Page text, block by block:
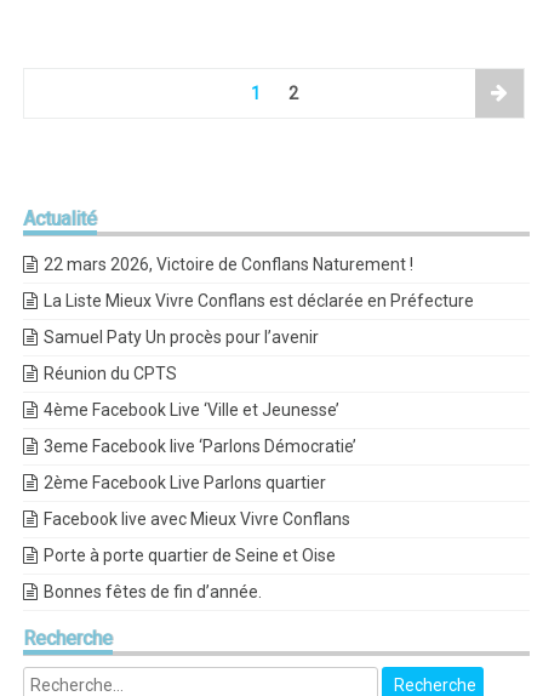
1 2
Actualité
22 mars 2026, Victoire de Conflans Naturement !
La Liste Mieux Vivre Conflans est déclarée en Préfecture
Samuel Paty Un procès pour l’avenir
Réunion du CPTS
4ème Facebook Live ‘Ville et Jeunesse’
3eme Facebook live ‘Parlons Démocratie’
2ème Facebook Live Parlons quartier
Facebook live avec Mieux Vivre Conflans
Porte à porte quartier de Seine et Oise
Bonnes fêtes de fin d’année.
Recherche